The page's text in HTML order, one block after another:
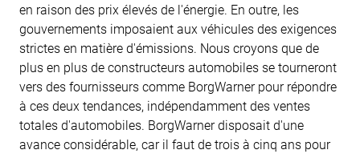
en raison des prix élevés de l'énergie. En outre, les
gouvernements imposaient aux véhicules des exigences
strictes en matière d'émissions. Nous croyons que de
plus en plus de constructeurs automobiles se tourneront
vers des fournisseurs comme BorgWarner pour répondre
à ces deux tendances, indépendamment des ventes
totales d'automobiles. BorgWarner disposait d'une
avance considérable, car il faut de trois à cinq ans pour